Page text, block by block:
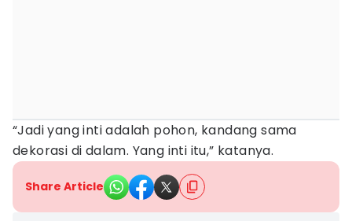
“Jadi yang inti adalah pohon, kandang sama
dekorasi di dalam. Yang inti itu,” katanya.
Share Article